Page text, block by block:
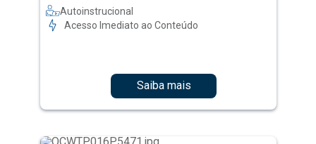
Autoinstrucional
Acesso Imediato ao Conteúdo
Saiba mais